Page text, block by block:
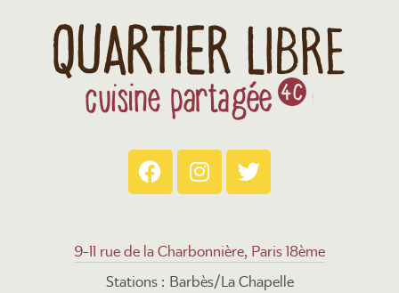
9-11 rue de la Charbonnière, Paris 18ème
Stations : Barbès/La Chapelle